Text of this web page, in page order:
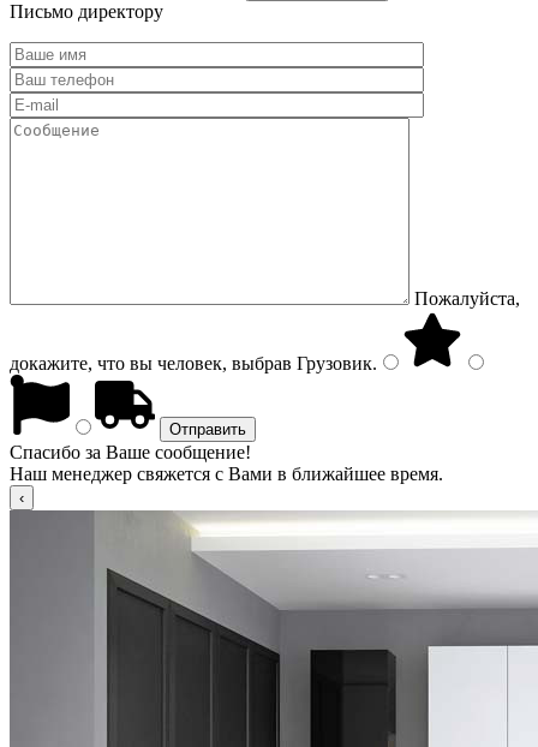
Письмо директору
Пожалуйста,
докажите, что вы человек, выбрав Грузовик.
Спасибо за Ваше сообщение!
Наш менеджер свяжется с Вами в ближайшее время.